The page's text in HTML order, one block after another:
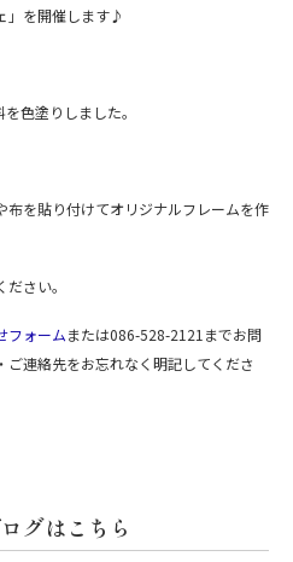
」を開催します♪
色塗りしました。
を貼り付けてオリジナルフレームを作
ださい。
フォームまたは086-528-2121までお問
連絡先をお忘れなく明記してくださ
グはこちら